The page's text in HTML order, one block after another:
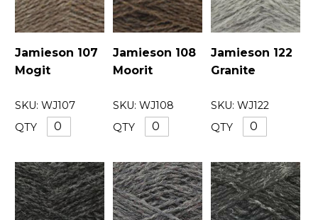
Jamieson 107
Mogit
SKU: WJ107
QTY
Jamieson 108
Moorit
SKU: WJ108
QTY
Jamieson 122
Granite
SKU: WJ122
QTY